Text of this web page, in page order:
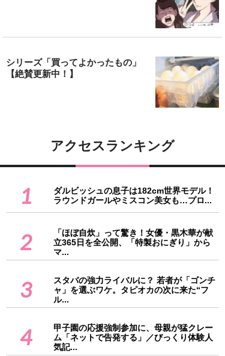
シリーズ「買ってよかったもの」
【絶賛更新中！】
アクセスランキング
1
ダルビッシュの息子は182cm世界モデル！
ラウンドガールやミスコン美女も…プロ...
2
「ほぼ自炊」って驚き！女優・黒木華が献
立365日を全公開、「特製おにぎり」から
マ...
3
スタバの強力ライバルに？ 若者が「ゴンチ
ャ」を選ぶワケ。タピオカの次に来た“フ
ル...
4
甲子園の応援強制参加に、母親が猛クレー
ム「ネットで告発する」／びっくり体験人
気記...